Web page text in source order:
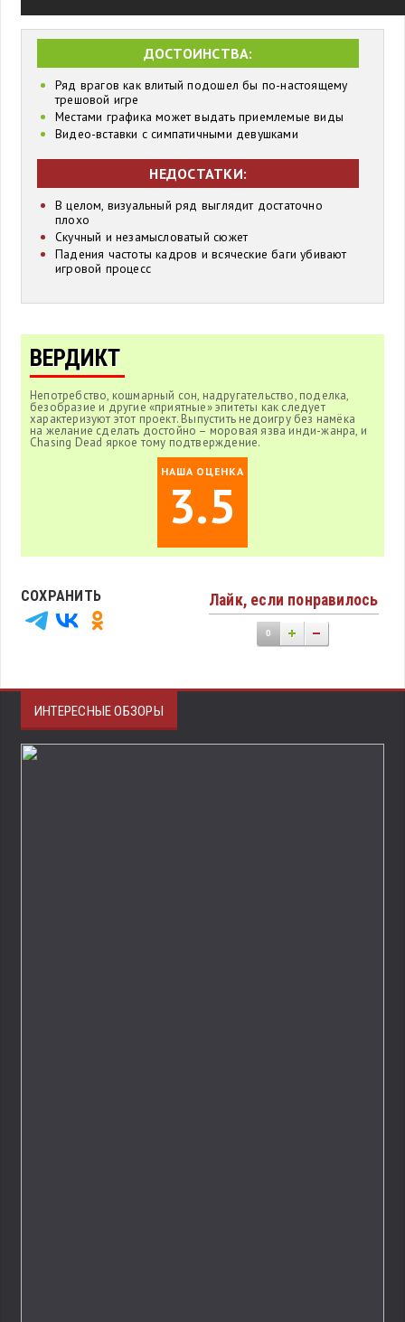
ДОСТОИНСТВА:
Ряд врагов как влитый подошел бы по-настоящему
трешовой игре
Местами графика может выдать приемлемые виды
Видео-вставки с симпатичными девушками
НЕДОСТАТКИ:
В целом, визуальный ряд выглядит достаточно
плохо
Скучный и незамысловатый сюжет
Падения частоты кадров и всяческие баги убивают
игровой процесс
ВЕРДИКТ
Непотребство, кошмарный сон, надругательство, поделка,
безобразие и другие «приятные» эпитеты как следует
характеризуют этот проект. Выпустить недоигру без намёка
на желание сделать достойно – моровая язва инди-жанра, и
Chasing Dead яркое тому подтверждение.
НАША ОЦЕНКА
3.5
Лайк, если понравилось
0
СОХРАНИТЬ
ИНТЕРЕСНЫЕ ОБЗОРЫ